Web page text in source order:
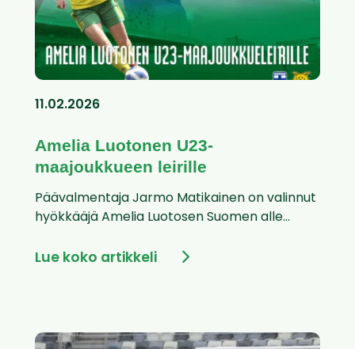
11.02.2026
Amelia Luotonen U23-
maajoukkueen leirille
Päävalmentaja Jarmo Matikainen on valinnut
hyökkääjä Amelia Luotosen Suomen alle...
Lue koko artikkeli